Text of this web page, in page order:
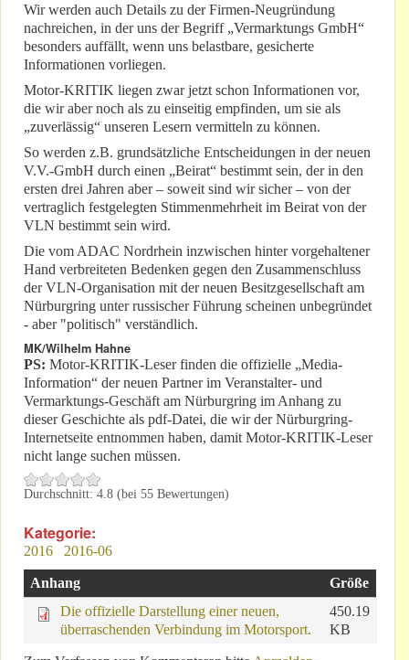
Wir werden auch Details zu der Firmen-Neugründung
nachreichen, in der uns der Begriff „Vermarktungs GmbH“
besonders auffällt, wenn uns belastbare, gesicherte
Informationen vorliegen.
Motor-KRITIK liegen zwar jetzt schon Informationen vor,
die wir aber noch als zu einseitig empfinden, um sie als
„zuverlässig“ unseren Lesern vermitteln zu können.
So werden z.B. grundsätzliche Entscheidungen in der neuen
V.V.-GmbH durch einen „Beirat“ bestimmt sein, der in den
ersten drei Jahren aber – soweit sind wir sicher – von der
vertraglich festgelegten Stimmenmehrheit im Beirat von der
VLN bestimmt sein wird.
Die vom ADAC Nordrhein inzwischen hinter vorgehaltener
Hand verbreiteten Bedenken gegen den Zusammenschluss
der VLN-Organisation mit der neuen Besitzgesellschaft am
Nürburgring unter russischer Führung scheinen unbegründet
- aber "politisch" verständlich.
MK/Wilhelm Hahne
PS: Motor-KRITIK-Leser finden die offizielle „Media-
Information“ der neuen Partner im Veranstalter- und
Vermarktungs-Geschäft am Nürburgring im Anhang zu
dieser Geschichte als pdf-Datei, die wir der Nürburgring-
Internetseite entnommen haben, damit Motor-KRITIK-Leser
nicht lange suchen müssen.
Durchschnitt: 4.8 (bei 55 Bewertungen)
Kategorie:
2016 2016-06
Anhang
Größe
Die offizielle Darstellung einer neuen,
überraschenden Verbindung im Motorsport.
450.19
KB